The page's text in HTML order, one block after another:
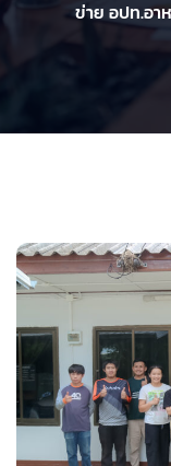
ข่าย อปท.อา